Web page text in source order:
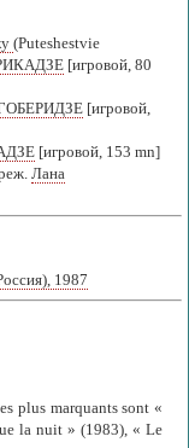
(Puteshestvie
[игровой, 80
[игровой,
[игровой, 153 mn]
Лана
1987
plus marquants sont «
la nuit » (1983), « Le